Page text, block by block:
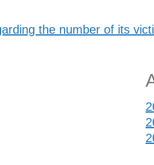
the number of its